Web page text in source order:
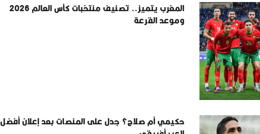
المغرب يتميز.. تصنيف منتخبات كأس العالم 2026
وموعد القرعة
حكيمي أم صلاح؟ جدل على المنصات بعد إعلان أفضل